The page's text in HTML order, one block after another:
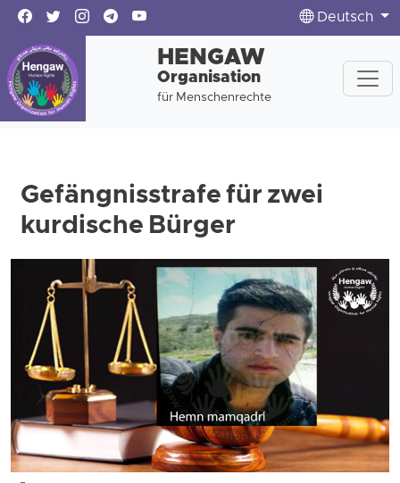
Deutsch
HENGAW
Organisation
für Menschenrechte
Gefängnisstrafe für zwei
kurdische Bürger